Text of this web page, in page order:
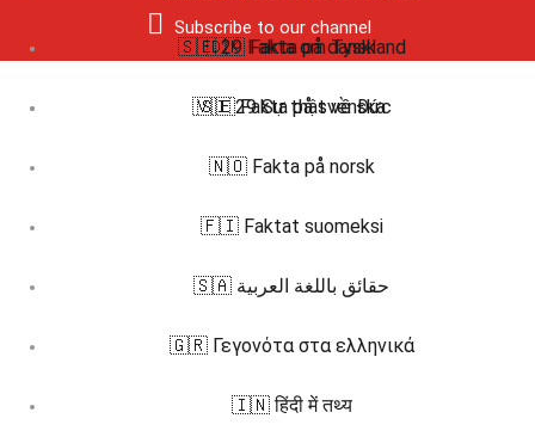
Subscribe to our channel
🇸🇪 29 Fakta om Tyskland
🇻🇮 29 Sự thật về Đức
🇩🇰 Fakta på dansk
🇸🇪 Fakta på svenska
🇳🇴 Fakta på norsk
🇫🇮 Faktat suomeksi
🇸🇦 حقائق باللغة العربية
🇬🇷 Γεγονότα στα ελληνικά
🇮🇳 हिंदी में तथ्य